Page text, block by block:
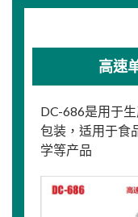
高速
DC-686是用于
包装，适用于食
学等产品